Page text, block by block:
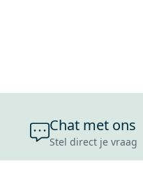
Chat met ons
Stel direct je vraag